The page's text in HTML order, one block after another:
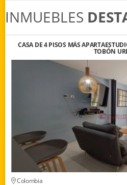
INMUEBLES
CASA DE 4 PISOS MÁS
TOBÓN
Colombia